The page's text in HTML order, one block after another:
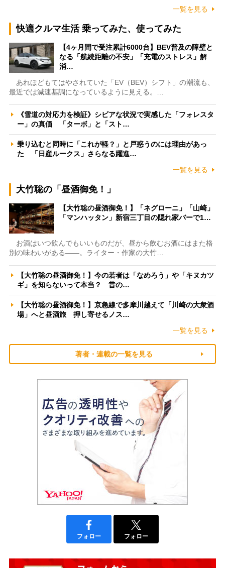
一覧を見る
快適クルマ生活 乗ってみた、使ってみた
【4ヶ月間で受注累計6000台】BEV普及の障壁と
なる「航続距離の不安」「充電のストレス」解
消…
あれほどもてはやされていた「EV（BEV）シフト」の潮流も、
最近では減速基調になっているように見える。…
《雪道の対応力を検証》シビアな状況で実感した「フォレスタ
ー」の真価 「ターボ」と「スト…
乗り込むと同時に「これが軽？」と戸惑うのには理由があっ
た 「日産ルークス」さらなる躍進…
一覧を見る
大竹聡の「昼酒御免！」
【大竹聡の昼酒御免！】「ネグローニ」「山崎」
「マンハッタン」新宿三丁目の隠れ家バーで1…
お酒はいつ飲んでもいいものだが、昼から飲むお酒にはまた格
別の味わいがある――。ライター・作家の大竹…
【大竹聡の昼酒御免！】今の若者は「なめろう」や「キヌカツ
ギ」を知らないって本当？ 昔の…
【大竹聡の昼酒御免！】京急線で多摩川越えて「川崎の大衆酒
場」へと昼酒旅 押し寄せるノス…
一覧を見る
著者・連載の一覧を見る
フォロー フォロー